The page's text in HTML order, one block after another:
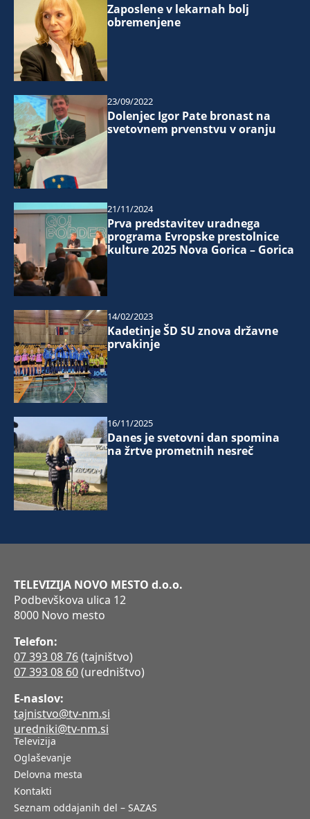
Zaposlene v lekarnah bolj
obremenjene
Dolenjec Igor Pate bronast na
svetovnem prvenstvu v oranju
23/09/2022
Prva predstavitev uradnega
programa Evropske prestolnice
kulture 2025 Nova Gorica – Gorica
21/11/2024
Kadetinje ŠD SU znova državne
prvakinje
14/02/2023
Danes je svetovni dan spomina
na žrtve prometnih nesreč
16/11/2025
TELEVIZIJA NOVO MESTO d.o.o.
Podbevškova ulica 12
8000 Novo mesto
Telefon:
07 393 08 76(tajništvo)
07 393 08 60(uredništvo)
E-naslov:
tajnistvo@tv-nm.si
uredniki@tv-nm.si
Televizija
Oglaševanje
Delovna mesta
Kontakti
Seznam oddajanih del – SAZAS